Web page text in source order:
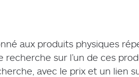
aux produits physiques
sur l’un de ces
avec le prix et un lien